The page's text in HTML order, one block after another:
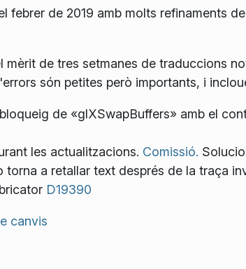
febrer de 2019 amb molts refinaments
de tres setmanes de traduccions
són petites però importants, i
de «glXSwapBuffers» amb el
les actualitzacions. Comissió.
torna a retallar text després de la traça
D19390
canvis